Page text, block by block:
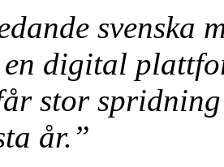
svenska
digital
stor
år.”